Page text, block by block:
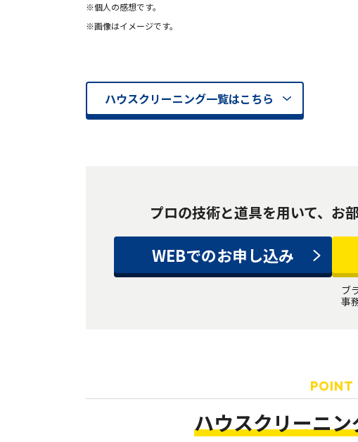
個人の感想です。
画像はイメージです。
ハウスクリーニング一覧はこちら
プロの技術と道具を用いて、 お
WEBでのお申し込み
ブ
事
POINT
ハウスクリーニ